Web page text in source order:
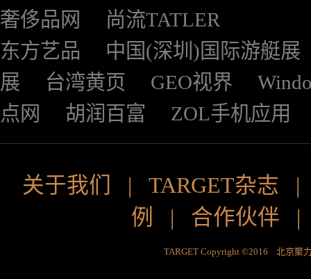
奢侈品网
尚流TATLER
东方艺品
中国(深圳)国际游艇展
展
台湾黄页 GEO视界
点网
胡润百富 ZOL手机应用
关于我们 | TARGET杂志
例
| 合作伙伴
TARGET Copyright ©2016 北京聚